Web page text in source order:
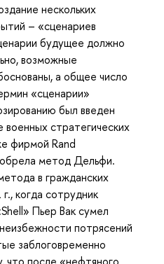
нескольких
– «сценариев
будущее должно
возможные
а общее число
«сценарии»
был введен
стратегических
фирмой Rand
метод Дельфи.
в гражданских
когда сотрудник
Пьер Вак сумел
потрясений
заблоговременно